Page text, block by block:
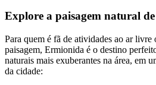
Explore a paisagem natural
Para quem é fã de atividades ao ar livre
paisagem, Ermionida é o destino
naturais mais exuberantes na área, em
da cidade: